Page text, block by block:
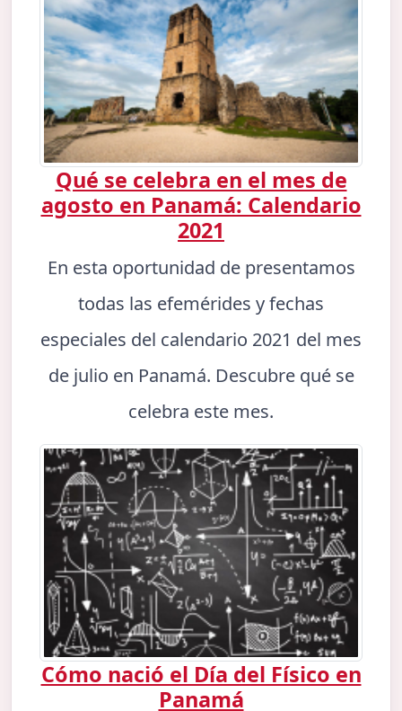
Qué se celebra en el mes de
agosto en Panamá: Calendario
2021
En esta oportunidad de presentamos
todas las efemérides y fechas
especiales del calendario 2021 del mes
de julio en Panamá. Descubre qué se
celebra este mes.
Cómo nació el Día del Físico en
Panamá